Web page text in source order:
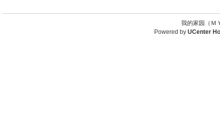
我的家园（
Powered by UCenter